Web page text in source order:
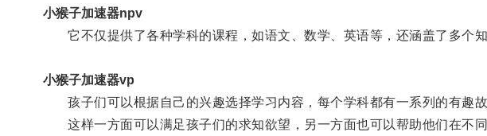
小猴子加速器npv
它不仅提供了各种学科的课程，如语文、数学、英语等，还涵盖了多个知
小猴子加速器vp
孩子们可以根据自己的兴趣选择学习内容，每个学科都有一系列的有趣故
这样一方面可以满足孩子们的求知欲望，另一方面也可以帮助他们在不同